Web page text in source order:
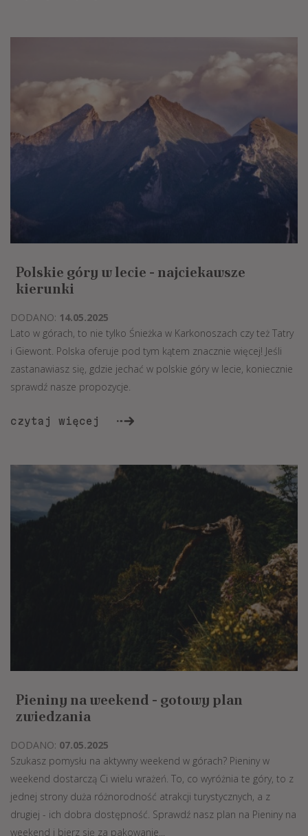
Polskie góry w lecie - najciekawsze
kierunki
DODANO: 14.05.2025
Lato w górach, to nie tylko Śnieżka w Karkonoszach czy też Tatry
i Giewont. Polska oferuje pod tym kątem znacznie więcej! Jeśli
zastanawiasz się, gdzie jechać w polskie góry w lecie, koniecznie
sprawdź nasze propozycje.
czytaj więcej
Pieniny na weekend - gotowy plan
zwiedzania
DODANO: 07.05.2025
Szukasz pomysłu na aktywny weekend w górach? Pieniny w
weekend dostarczą Ci wielu wrażeń. To, co wyróżnia te góry, to z
jednej strony duża różnorodność atrakcji turystycznych, a z
drugiej - ich dobra dostępność. Sprawdź nasz plan na Pieniny na
weekend i bierz się za pakowanie...